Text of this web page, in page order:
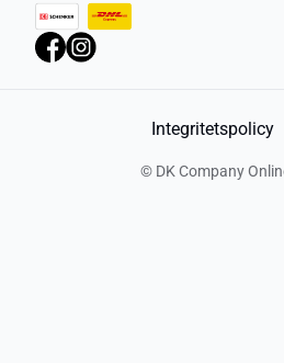
Integritetspolicy
© DK Company